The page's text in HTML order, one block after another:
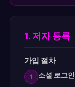
1. 저자 등록
가입 절차
1 소셜 로그인